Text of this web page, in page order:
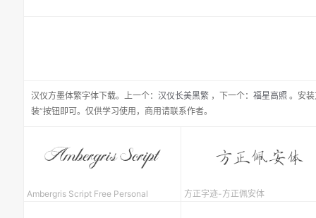
汉仪方墨体繁字体下载。 上一个： 汉仪长美黑繁 ， 下一个： 福星高照 。安
装”按钮即可。仅供学习使用，商用请联系作者。
Ambergris Script Free Personal 方正字迹-方正佩安体